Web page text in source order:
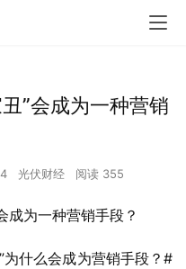
”会成为一种营销
光伏财经 阅读 355
成为一种营销手段？
为什么会成为营销手段？#